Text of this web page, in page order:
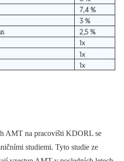
AMT na pracovišti KDORL se
studiemi. Tyto studie ze